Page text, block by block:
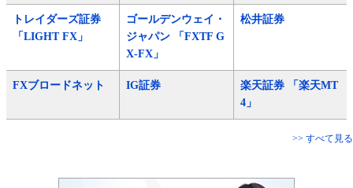
トレイダーズ証券
「LIGHT FX」
ゴールデンウェイ・
ジャパン 「FXTF G
X-FX」
松井証券
FXブロードネット IG証券
楽天証券 「楽天MT
4」
>> すべて見る